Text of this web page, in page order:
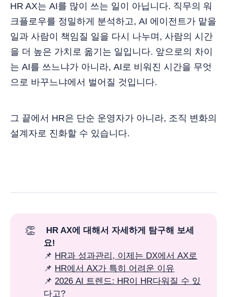
HR AX는 AI를 많이 쓰는 일이 아닙니다. 직무의 워
크플로우를 정밀하게 분석하고, AI 에이전트가 맡을
일과 사람이 책임질 일을 다시 나누며, 사람의 시간
을 더 높은 가치로 옮기는 일입니다. 앞으로의 차이
는 AI를 쓰느냐가 아니라, AI로 비워진 시간을 무엇
으로 바꾸느냐에서 벌어질 것입니다.
그 끝에서 HR은 단순 운영자가 아니라, 조직 변화의
설계자로 진화할 수 있습니다.
👏
요!
📌 HR과 성과관리, 이제는 DX에서 AX로
📌 HR에서 AX가 특히 어려운 이유
📌2026 AI 트렌드: HR이 HR다워질 수 있
다고?